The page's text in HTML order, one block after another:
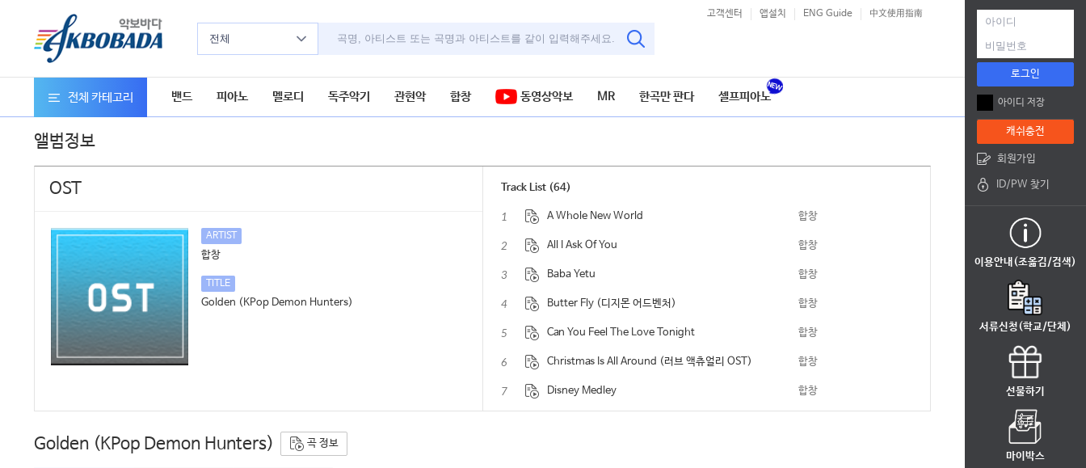
전체
고객센터 앱설치 ENG Guide 中文使用指南
전체 카테고리 밴드 피아노 멜로디 독주악기 관현악 합창 동영상악보 MR 한곡만 판다 셀프피아노
앨범정보
OST
ARTIST
합창
TITLE
Golden (KPop Demon Hunters)
Track List (64)
1 A Whole New World 합창
2 All I Ask Of You 합창
3 Baba Yetu 합창
4 Butter Fly (디지몬 어드벤처) 합창
5 Can You Feel The Love Tonight 합창
6 Christmas Is All Around (러브 액츄얼리 OST) 합창
7 Disney Medley 합창
Golden (KPop Demon Hunters) 곡 정보
로그인
아이디 저장
캐쉬충전
회원가입
ID/PW 찾기
이용안내(조옮김/검색)
서류신청(학교/단체)
선물하기
마이박스